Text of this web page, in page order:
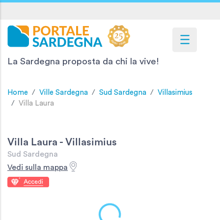
La Sardegna proposta da chi la vive!
Home Ville Sardegna Sud Sardegna
Villasimius
Villa Laura
Villa Laura - Villasimius
Sud Sardegna
Vedi sulla mappa